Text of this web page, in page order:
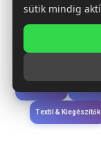
Textil & Kiegészítők
sütik mindig